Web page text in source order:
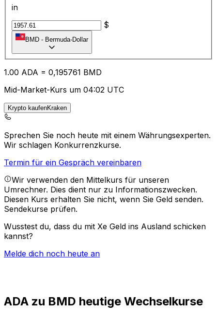
in
$
BMD - Bermuda-Dollar
1.00 ADA = 0,195761 BMD
Mid-Market-Kurs um 04:02 UTC
Krypto kaufenKraken
Sprechen Sie noch heute mit einem Währungsexperten.
Wir schlagen Konkurrenzkurse.
Termin für ein Gespräch vereinbaren
Wir verwenden den Mittelkurs für unseren
Umrechner. Dies dient nur zu Informationszwecken.
Diesen Kurs erhalten Sie nicht, wenn Sie Geld senden.
Sendekurse prüfen.
Wusstest du, dass du mit Xe Geld ins Ausland schicken
kannst?
Melde dich noch heute an
ADA zu BMD heutige Wechselkurse